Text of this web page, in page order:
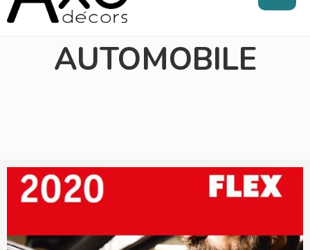
POLISSEUSES
AUTOMOBILE